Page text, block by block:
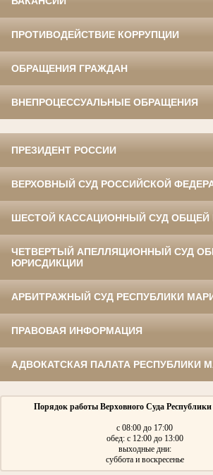
ПРОТИВОДЕЙСТВИЕ КОРРУПЦИИ
ОБРАЩЕНИЯ ГРАЖДАН
ВНЕПРОЦЕССУАЛЬНЫЕ ОБРАЩЕНИЯ
ПРЕЗИДЕНТ РОССИИ
ВЕРХОВНЫЙ СУД РОССИЙСКОЙ
ШЕСТОЙ КАССАЦИОННЫЙ СУД ОБЩЕЙ
ЧЕТВЕРТЫЙ АПЕЛЛЯЦИОННЫЙ СУД
ЮРИСДИКЦИИ
АРБИТРАЖНЫЙ СУД РЕСПУБЛИКИ
ПРАВОВАЯ ИНФОРМАЦИЯ
АДВОКАТСКАЯ ПАЛАТА РЕСПУБЛИКИ
Порядок работы Верховного Суда
с 08:00 до 17:00
обед: с 12:00 до 13:00
выходные дни:
суббота и воскресенье